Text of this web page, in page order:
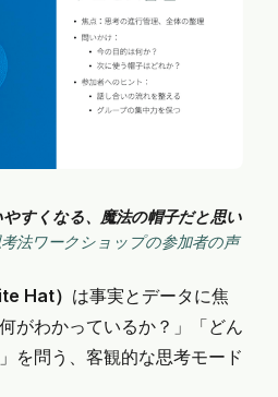
やすくなる、魔法の帽子だと思い
法ワークショップの参加者の声
Hat） は事実とデータに焦
がわかっているか？」「どん
を問う、客観的な思考モード